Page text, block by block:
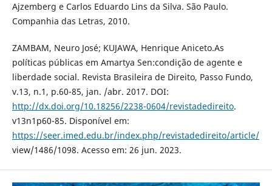
Ajzemberg e Carlos Eduardo Lins da Silva. São Paulo.
Companhia das Letras, 2010.
ZAMBAM, Neuro José; KUJAWA, Henrique Aniceto.As
políticas públicas em Amartya Sen:condição de agente e
liberdade social. Revista Brasileira de Direito, Passo Fundo,
v.13, n.1, p.60-85, jan. /abr. 2017. DOI:
http://dx.doi.org/10.18256/2238-0604/revistadedireito.
v13n1p60-85. Disponível em:
https://seer.imed.edu.br/index.php/revistadedireito/article/
view/1486/1098. Acesso em: 26 jun. 2023.